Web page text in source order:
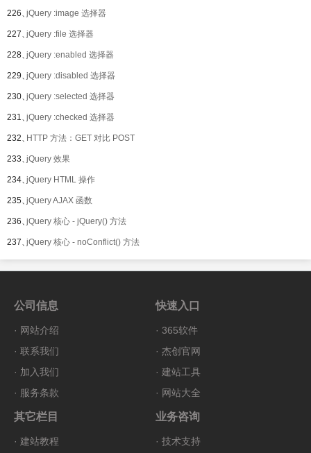
226、jQuery :image 选择器
227、jQuery :file 选择器
228、jQuery :enabled 选择器
229、jQuery :disabled 选择器
230、jQuery :selected 选择器
231、jQuery :checked 选择器
232、HTTP 方法：GET 对比 POST
233、jQuery 效果
234、jQuery HTML 操作
235、jQuery AJAX 函数
236、jQuery 核心 - jQuery() 方法
237、jQuery 核心 - noConflict() 方法
公司信息
· 网站介绍
· 联系我们
· 加入我们
· 服务条款
快速入口
· 365软件
· 杰创官网
· 建站工具
· 网站大全
其它栏目
· 建站教程
业务咨询
· 技术支持